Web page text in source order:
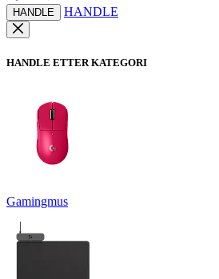
HANDLE HANDLE
HANDLE ETTER KATEGORI
Gamingmus